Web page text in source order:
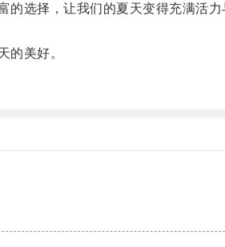
选择，让我们的夏天变得充满活力
美好。